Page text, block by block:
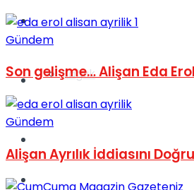
Sağlık
TV
Türkiye
Müzik
Gündem
Son gelişme… Alişan Eda Erol
Gündem
Alişan Ayrılık İddiasını